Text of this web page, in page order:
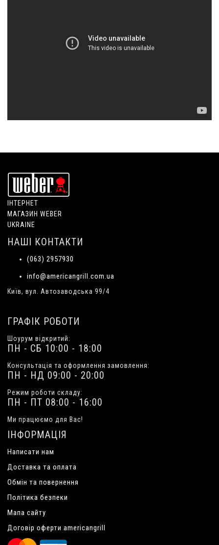
ІНТЕРНЕТ
МАГАЗИН WEBER
UKRAINE
НАШІ КОНТАКТИ
(063) 2957930
info@americangrill.com.ua
Київ, вул. Автозаводська 99/4
ГРАФІК РОБОТИ
Шоурум відкритий:
ПН - СБ 10:00 - 18:00
Консультація та оформлення замовлення:
ПН - НД 09:00 - 20:00
Режим роботи складу:
ПН - ПТ 08:00 - 16:00
Ми працюємо для Вас!
ІНФОРМАЦІЯ
Написати нам
Доставка та оплата
Обмін та повернення
Політика безпеки
Мапа сайту
Договір оферти americangrill